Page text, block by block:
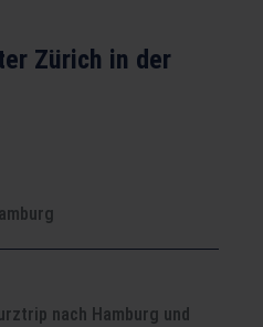
Zürich in der
nach Hamburg und